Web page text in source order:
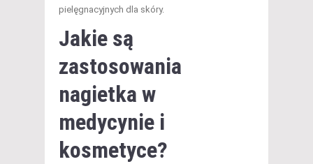
pielęgnacyjnych dla skóry.
Jakie są
zastosowania
nagietka w
medycynie i
kosmetyce?